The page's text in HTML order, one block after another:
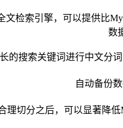
文检索引擎，可以提供比
数
的搜索关键词进行中文分
自动备份
理切分之后，可以显著降